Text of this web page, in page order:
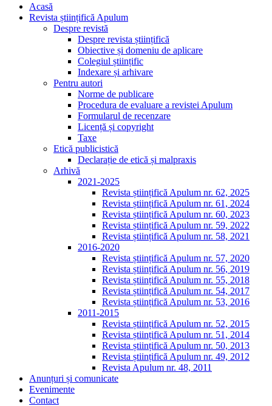
Acasă
Revista științifică Apulum
Despre revistă
Despre revista științifică
Obiective și domeniu de aplicare
Colegiul științific
Indexare și arhivare
Pentru autori
Norme de publicare
Procedura de evaluare a revistei Apulum
Formularul de recenzare
Licență și copyright
Taxe
Etică publicistică
Declarație de etică și malpraxis
Arhivă
2021-2025
Revista științifică Apulum nr. 62, 2025
Revista științifică Apulum nr. 61, 2024
Revista științifică Apulum nr. 60, 2023
Revista științifică Apulum nr. 59, 2022
Revista științifică Apulum nr. 58, 2021
2016-2020
Revista științifică Apulum nr. 57, 2020
Revista științifică Apulum nr. 56, 2019
Revista științifică Apulum nr. 55, 2018
Revista științifică Apulum nr. 54, 2017
Revista științifică Apulum nr. 53, 2016
2011-2015
Revista științifică Apulum nr. 52, 2015
Revista științifică Apulum nr. 51, 2014
Revista științifică Apulum nr. 50, 2013
Revista științifică Apulum nr. 49, 2012
Revista Apulum nr. 48, 2011
Anunțuri și comunicate
Evenimente
Contact